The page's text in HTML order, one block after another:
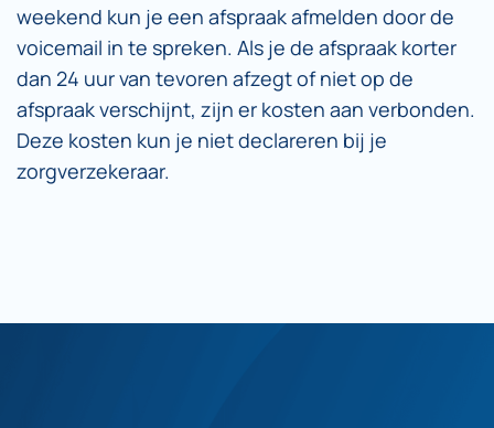
weekend kun je een afspraak afmelden door de
voicemail in te spreken. Als je de afspraak korter
dan 24 uur van tevoren afzegt of niet op de
afspraak verschijnt, zijn er kosten aan verbonden.
Deze kosten kun je niet declareren bij je
zorgverzekeraar.